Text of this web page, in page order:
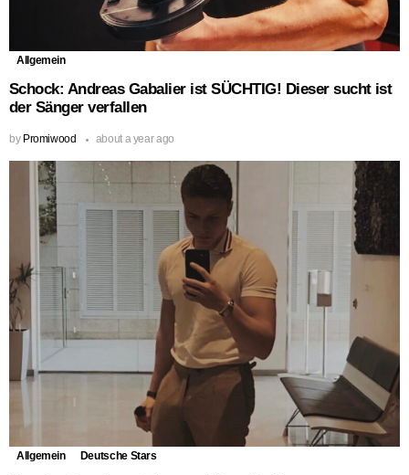
Allgemein
Schock: Andreas Gabalier ist SÜCHTIG! Dieser sucht ist
der Sänger verfallen
by Promiwood about a year ago
Allgemein Deutsche Stars